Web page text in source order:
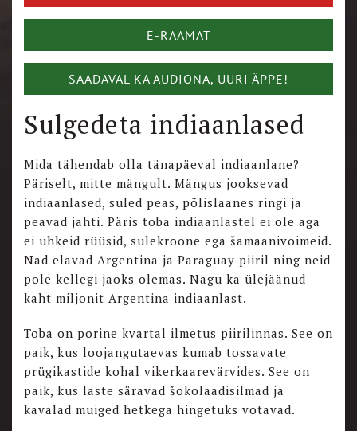
E-RAAMAT
SAADAVAL KA AUDIONA, UURI ÄPPE!
Sulgedeta indiaanlased
Mida tähendab olla tänapäeval indiaanlane?
Päriselt, mitte mängult. Mängus jooksevad
indiaanlased, suled peas, põlislaanes ringi ja
peavad jahti. Päris toba indiaanlastel ei ole aga
ei uhkeid rüüsid, sulekroone ega šamaanivõimeid.
Nad elavad Argentina ja Paraguay piiril ning neid
pole kellegi jaoks olemas. Nagu ka ülejäänud
kaht miljonit Argentina indiaanlast.
Toba on porine kvartal ilmetus piirilinnas. See on
paik, kus loojangutaevas kumab tossavate
prügikastide kohal vikerkaarevärvides. See on
paik, kus laste säravad šokolaadisilmad ja
kavalad muiged hetkega hingetuks võtavad.